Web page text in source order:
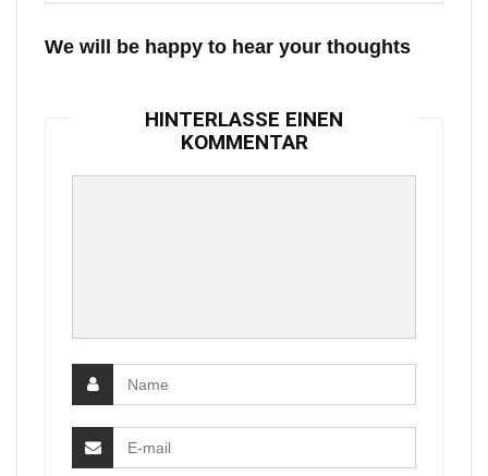
We will be happy to hear your thoughts
HINTERLASSE EINEN
KOMMENTAR